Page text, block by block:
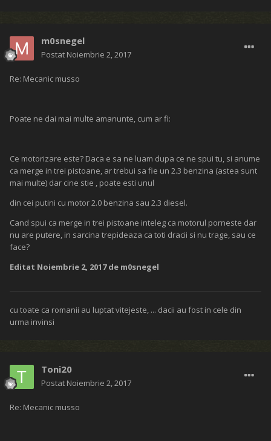
m0snegel
Postat Noiembrie 2, 2017
Re: Mecanic musso
Poate ne dai mai multe amanunte, cum ar fi:
Ce motorizare este? Daca e sa ne luam dupa ce ne spui tu, si anume
ca merge in trei pistoane, ar trebui sa fie un 2.3 benzina (astea sunt
mai multe) dar cine stie , poate esti unul
din cei putini cu motor 2.0 benzina sau 2.3 diesel.
Cand spui ca merge in trei pistoane inteleg ca motorul porneste dar
nu are putere, in sarcina trepideaza ca toti dracii si nu trage, sau ce
face?
Editat Noiembrie 2, 2017de m0snegel
cu toate ca romanii au luptat vitejeste, ... dacii au fost in cele din
urma invinsi
Toni20
Postat Noiembrie 2, 2017
Re: Mecanic musso